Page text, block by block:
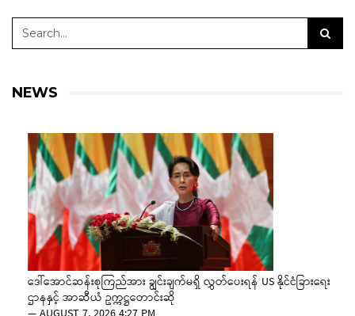
NEWS
ဒေါ်အောင်ဆန်းစုကြည်အား ချွင်းချက်မရှိ လွှတ်ပေးရန် US နိုင်ငံခြားရေး
ဌာနနှင့် အာဆီယံ ဥက္ကဋ္ဌတောင်းဆို